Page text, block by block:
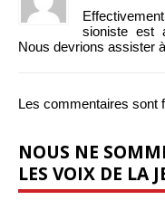
sioniste est
Nous devrions assister
Les commentaires sont
NOUS NE
LES VOIX DE LA